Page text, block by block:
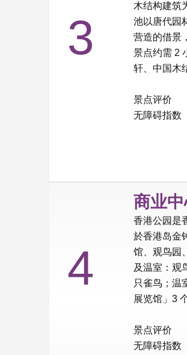
3
木结构建筑
池以唐代园
营造的借景
景点约需 2
轩、中国木
景点评价
无障碍指数
4
商业
香港公园是
於香港岛金
馆、观鸟园
及温室：观
只雀鸟；温
展览馆」3
景点评价
无障碍指数